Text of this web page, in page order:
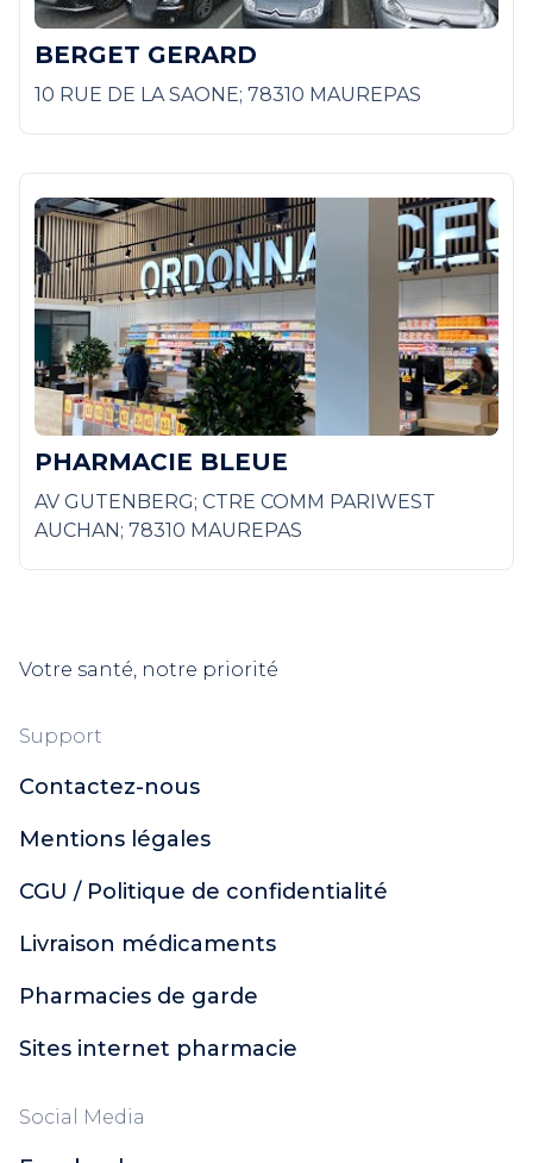
BERGET GERARD
10 RUE DE LA SAONE; 78310 MAUREPAS
PHARMACIE BLEUE
AV GUTENBERG; CTRE COMM PARIWEST
AUCHAN; 78310 MAUREPAS
Votre santé, notre priorité
Support
Contactez-nous
Mentions légales
CGU / Politique de confidentialité
Livraison médicaments
Pharmacies de garde
Sites internet pharmacie
Social Media